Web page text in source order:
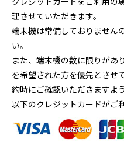
理させていただきます。
端末機は常備しておりません
い。
また、端末機の数に限りがあ
を希望された方を優先とさせ
約時にご確認いただきますよ
以下のクレジットカードがご